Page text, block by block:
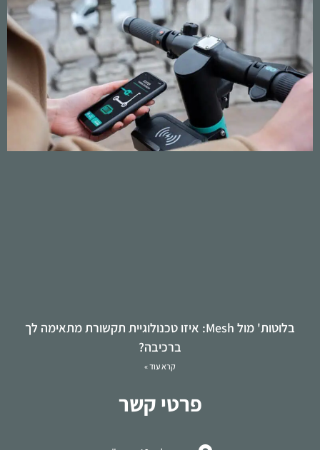
בלוטות' מול Mesh: איזו טכנולוגיית תקשורת מתאימה לך
ברכיבה?
קרא עוד »
פרטי קשר